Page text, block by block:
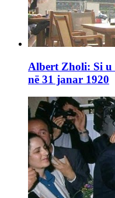
Albert Zholi: Si u
në 31 janar 1920